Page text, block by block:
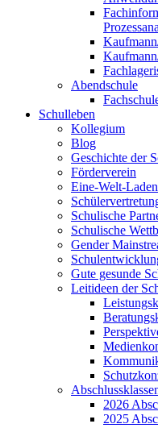
Abendschule
Schulleben
Kollegium
Blog
Geschichte der
Förderverein
Eine-Welt-Laden
Schulische
Schulische
Gender
Gute gesunde
Leitideen der
2026
2025